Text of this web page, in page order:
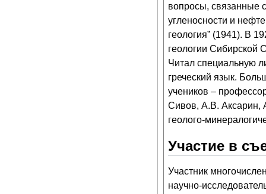
вопросы, связанные
угленосности и
геология” (1941). В
геологии Сибирской
Читал специальную
греческий язык.
учеников –
Сивов, А.В. Аксарин,
геолого-
Участие в
Участник
научно-